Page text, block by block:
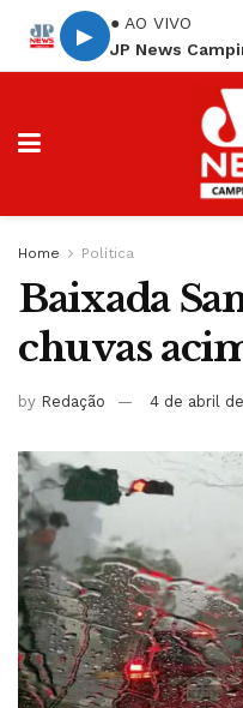
▶
● AO VIVO
JP News
Home Política
Baixada
chuvas
by Redação 4 de abril